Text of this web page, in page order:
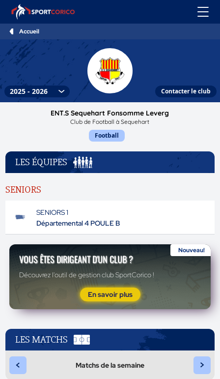
Accueil
Contacter le club
ENT.S Sequehart Fonsomme Leverg
Club de Football à Sequehart
Football
LES ÉQUIPES
SENIORS
SENIORS 1
Départemental 4 POULE B
Nouveau!
VOUS ÊTES DIRIGEANT D'UN CLUB ?
Découvrez l'outil de gestion club SportCorico !
En savoir plus
LES MATCHS
< Matchs de la semaine >